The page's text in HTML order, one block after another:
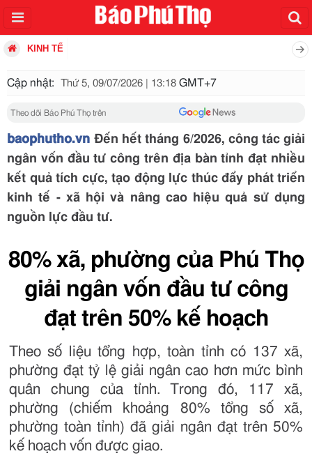
KINH TẾ
Cập nhật: Thứ 5, 09/07/2026 | 13:18 GMT+7
Theo dõi Báo Phú Thọ trên
baophutho.vn Đến hết tháng 6/2026, công tác giải
ngân vốn đầu tư công trên địa bàn tỉnh đạt nhiều
kết quả tích cực, tạo động lực thúc đẩy phát triển
kinh tế - xã hội và nâng cao hiệu quả sử dụng
nguồn lực đầu tư.
80% xã, phường của Phú Thọ
giải ngân vốn đầu tư công
đạt trên 50% kế hoạch
Theo số liệu tổng hợp, toàn tỉnh có 137 xã,
phường đạt tỷ lệ giải ngân cao hơn mức bình
quân chung của tỉnh. Trong đó, 117 xã,
phường (chiếm khoảng 80% tổng số xã,
phường toàn tỉnh) đã giải ngân đạt trên 50%
kế hoạch vốn được giao.